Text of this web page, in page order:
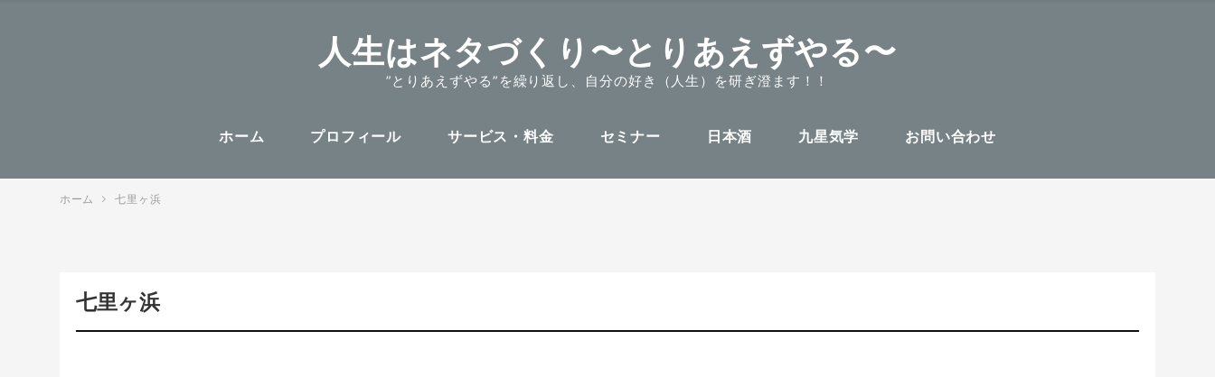
人生はネタづくり〜とりあえずやる〜
”とりあえずやる”を繰り返し、自分の好き（人生）を研ぎ澄ます！！
ホーム プロフィール サービス・料金 セミナー 日本酒 九星気学 お問い合わせ
ホーム 七里ヶ浜
七里ヶ浜